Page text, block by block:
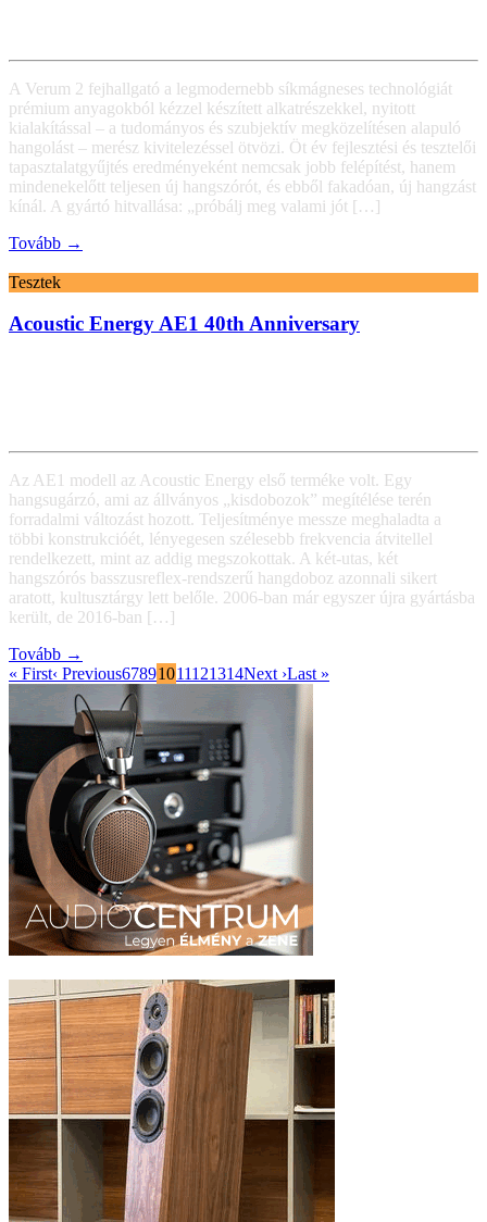
A Verum 2 fejhallgató a legmodernebb síkmágneses technológiát
prémium anyagokból kézzel készített alkatrészekkel, nyitott
kialakítással – a tudományos és szubjektív megközelítésen alapuló
hangolást – merész kivitelezéssel ötvözi. Öt év fejlesztési és tesztelői
tapasztalatgyűjtés eredményeként nemcsak jobb felépítést, hanem
mindenekelőtt teljesen új hangszórót, és ebből fakadóan, új hangzást
kínál. A gyártó hitvallása: „próbálj meg valami jót […]
Tovább →
Tesztek
Acoustic Energy AE1 40th Anniversary
Az AE1 modell az Acoustic Energy első terméke volt. Egy
hangsugárzó, ami az állványos „kisdobozok” megítélése terén
forradalmi változást hozott. Teljesítménye messze meghaladta a
többi konstrukcióét, lényegesen szélesebb frekvencia átvitellel
rendelkezett, mint az addig megszokottak. A két-utas, két
hangszórós basszusreflex-rendszerű hangdoboz azonnali sikert
aratott, kultusztárgy lett belőle. 2006-ban már egyszer újra gyártásba
került, de 2016-ban […]
Tovább →
« First‹ Previous67891011121314Next ›Last »